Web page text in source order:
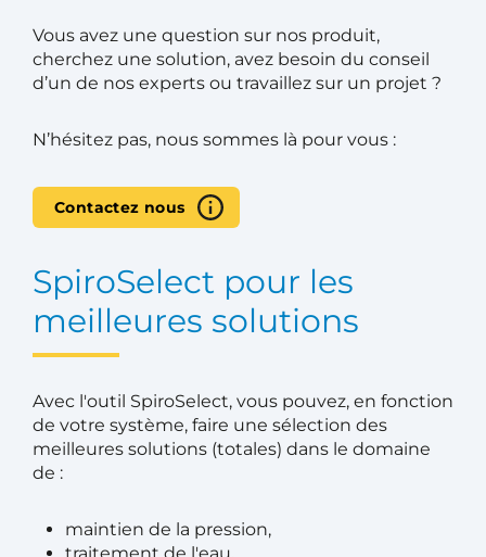
Vous avez une question sur nos produit,
cherchez une solution, avez besoin du conseil
d’un de nos experts ou travaillez sur un projet ?
N’hésitez pas, nous sommes là pour vous :
Contactez nous
SpiroSelect pour les
meilleures solutions
Avec l'outil SpiroSelect, vous pouvez, en fonction
de votre système, faire une sélection des
meilleures solutions (totales) dans le domaine
de :
maintien de la pression,
traitement de l'eau,